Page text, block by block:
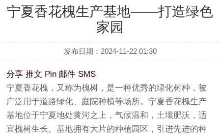
宁夏香花槐生产基地——打造绿色
家园
发布日期：2024-11-22 01:30
分享 推文 Pin 邮件 SMS
宁夏香花槐，又称为槐树，是一种优秀的绿化树种，被
广泛用于道路绿化、庭院种植等场所。宁夏香花槐生产
基地位于宁夏地处黄河之上，气候温和，土壤肥沃，适
宜槐树生长。基地拥有大片的种植园区，引进先进的种